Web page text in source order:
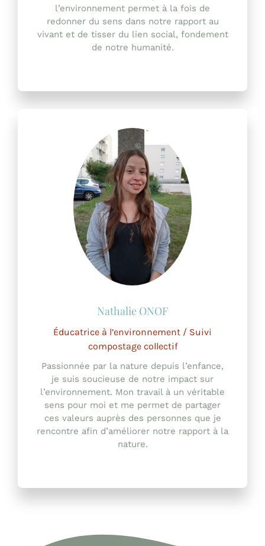
l’environnement permet à la fois de
redonner du sens dans notre rapport au
vivant et de tisser du lien social, fondement
de notre humanité.
Nathalie ONOF
Éducatrice à l’environnement / Suivi
compostage collectif
Passionnée par la nature depuis l’enfance,
je suis soucieuse de notre impact sur
l’environnement. Mon travail à un véritable
sens pour moi et me permet de partager
ces valeurs auprès des personnes que je
rencontre afin d’améliorer notre rapport à la
nature.